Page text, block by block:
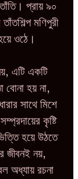
প্রায় ৯০
মণিপুরী
ওঠে।
এটি একটি
হয় না,
সাথে মিশে
কৃষ্টি
হয়ে উঠতে
জীবনই নয়,
অধ্যায় রচনা